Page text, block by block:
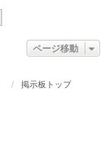
ページ移動
掲示板トップ